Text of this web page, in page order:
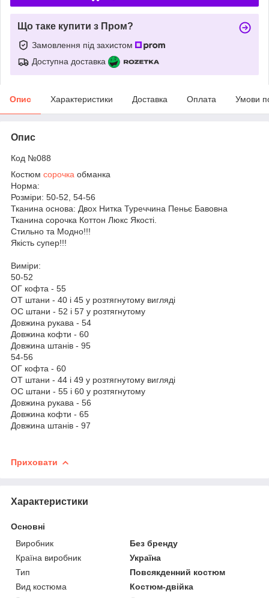
Що таке купити з Пром?
Замовлення під захистом
Доступна доставка
Опис Характеристики Доставка Оплата Умови
Опис
Код №088
Костюм сорочка обманка
Норма:
Розміри: 50-52, 54-56
Тканина основа: Двох Нитка Туреччина Пеньє Бавовна
Тканина сорочка Коттон Люкс Якості.
Стильно та Модно!!!
Якість супер!!!
Виміри:
50-52
ОГ кофта - 55
ОТ штани - 40 і 45 у розтягнутому вигляді
ОС штани - 52 і 57 у розтягнутому
Довжина рукава - 54
Довжина кофти - 60
Довжина штанів - 95
54-56
ОГ кофта - 60
ОТ штани - 44 і 49 у розтягнутому вигляді
ОС штани - 55 і 60 у розтягнутому
Довжина рукава - 56
Довжина кофти - 65
Довжина штанів - 97
Приховати
Характеристики
Основні
Виробник
Без бренду
Країна виробник
Україна
Тип
Повсякденний костюм
Вид костюма
Костюм-двійка